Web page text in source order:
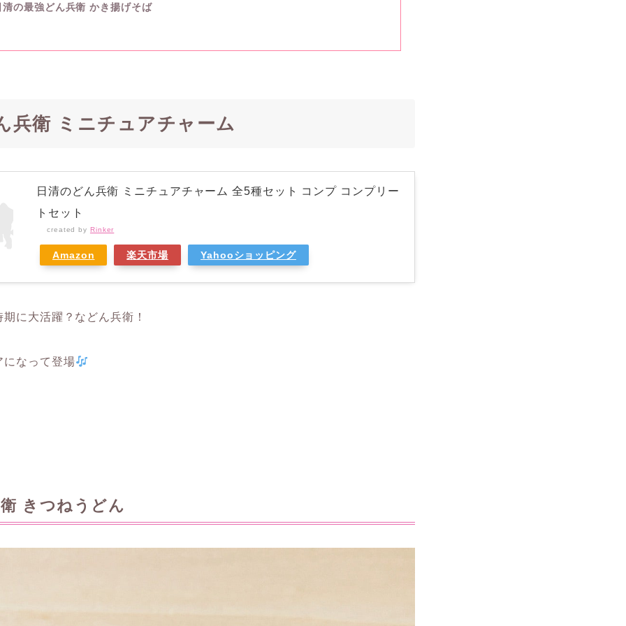
清の最強どん兵衛 かき揚げそば
兵衛 ミニチュアチャーム
日清のどん兵衛 ミニチュアチャーム 全5種セット コンプ コンプリー
トセット
created by Rinker
Amazon 楽天市場 Yahooショッピング
に大活躍？などん兵衛！
になって登場
きつねうどん